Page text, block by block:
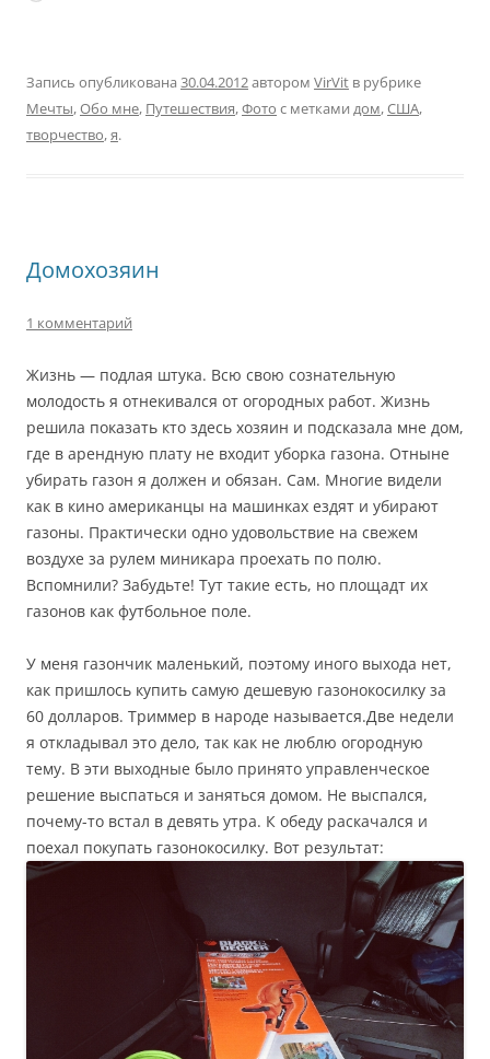
Запись опубликована 30.04.2012автором VirVit в рубрике
Мечты,Обо мне, Путешествия,Фото с метками дом,США,
творчество,я.
Домохозяин
1 комментарий
Жизнь — подлая штука. Всю свою сознательную
молодость я отнекивался от огородных работ. Жизнь
решила показать кто здесь хозяин и подсказала мне дом,
где в арендную плату не входит уборка газона. Отныне
убирать газон я должен и обязан. Сам. Многие видели
как в кино американцы на машинках ездят и убирают
газоны. Практически одно удовольствие на свежем
воздухе за рулем миникара проехать по полю.
Вспомнили? Забудьте! Тут такие есть, но площадт их
газонов как футбольное поле.
У меня газончик маленький, поэтому иного выхода нет,
как пришлось купить самую дешевую газонокосилку за
60 долларов. Триммер в народе называется.Две недели
я откладывал это дело, так как не люблю огородную
тему. В эти выходные было принято управленческое
решение выспаться и заняться домом. Не выспался,
почему-то встал в девять утра. К обеду раскачался и
поехал покупать газонокосилку. Вот результат: